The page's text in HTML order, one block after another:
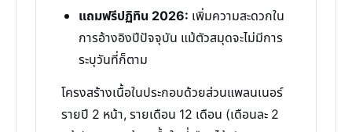
แถมฟรีปฏิทิน 2026: เพิ่มความสะดวกใน
การอ้างอิงปีปัจจุบัน แม้ตัวสมุดจะไม่มีการ
ระบุวันที่ก็ตาม
โครงสร้างเนื้อในประกอบด้วยส่วนแพลนเนอร์
รายปี 2 หน้า, รายเดือน 12 เดือน (เดือนละ 2